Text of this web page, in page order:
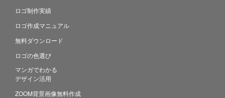
ロゴ制作実績
ロゴ作成マニュアル
無料ダウンロード
ロゴの色選び
マンガでわかる
デザイン活用
ZOOM背景画像無料作成